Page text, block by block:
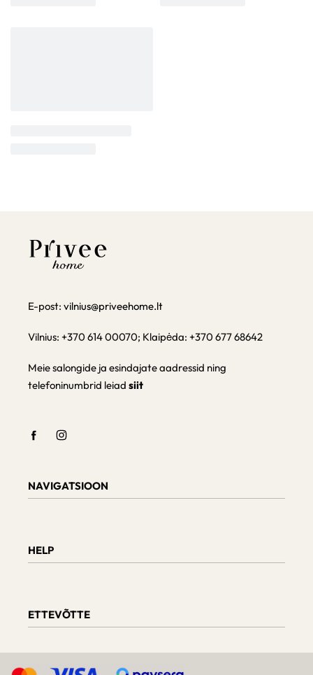
E-post: vilnius@priveehome.lt
Vilnius: +370 614 00070; Klaipėda: +370 677 68642
Meie salongide ja esindajate aadressid ning
telefoninumbrid leiad siit
NAVIGATSIOON
Cart
HELP
Tellimuse staatus
Arvustused
D.U.K.
ETTEVÕTTE
Meie kohta
Päringud